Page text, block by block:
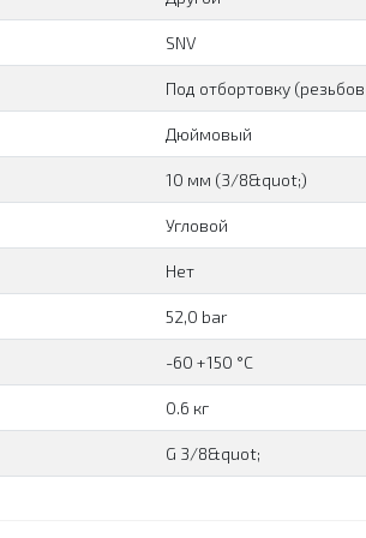
SNV
Под отбортовку
Дюймовый
10 мм (3/8&quot;)
Угловой
Нет
52,0 bar
-60 +150 °C
0.6 кг
G 3/8&quot;